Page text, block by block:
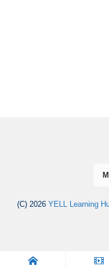
(C) 2026 YELL Learning